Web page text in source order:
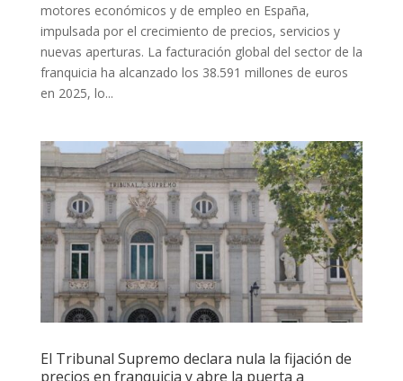
motores económicos y de empleo en España,
impulsada por el crecimiento de precios, servicios y
nuevas aperturas. La facturación global del sector de la
franquicia ha alcanzado los 38.591 millones de euros
en 2025, lo...
El Tribunal Supremo declara nula la fijación de
precios en franquicia y abre la puerta a